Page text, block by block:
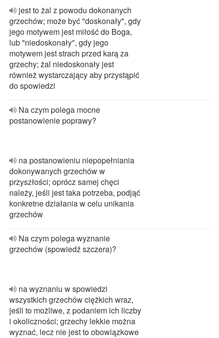
jest to żal z powodu dokonanych
grzechów; może być "doskonały", gdy
jego motywem jest miłość do Boga,
lub "niedoskonały", gdy jego
motywem jest strach przed karą za
grzechy; żal niedoskonały jest
również wystarczający aby przystąpić
do spowiedzi
Na czym polega mocne
postanowienie poprawy?
na postanowieniu niepopełniania
dokonywanych grzechów w
przyszłości; oprócz samej chęci
należy, jeśli jest taka potrzeba, podjąć
konkretne działania w celu unikania
grzechów
Na czym polega wyznanie
grzechów (spowiedź szczera)?
na wyznaniu w spowiedzi
wszystkich grzechów ciężkich wraz,
jeśli to możliwe, z podaniem ich liczby
i okoliczności; grzechy lekkie można
wyznać, lecz nie jest to obowiązkowe